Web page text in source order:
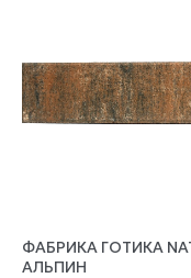
ФАБРИКА ГОТИКА
АЛЬПИН